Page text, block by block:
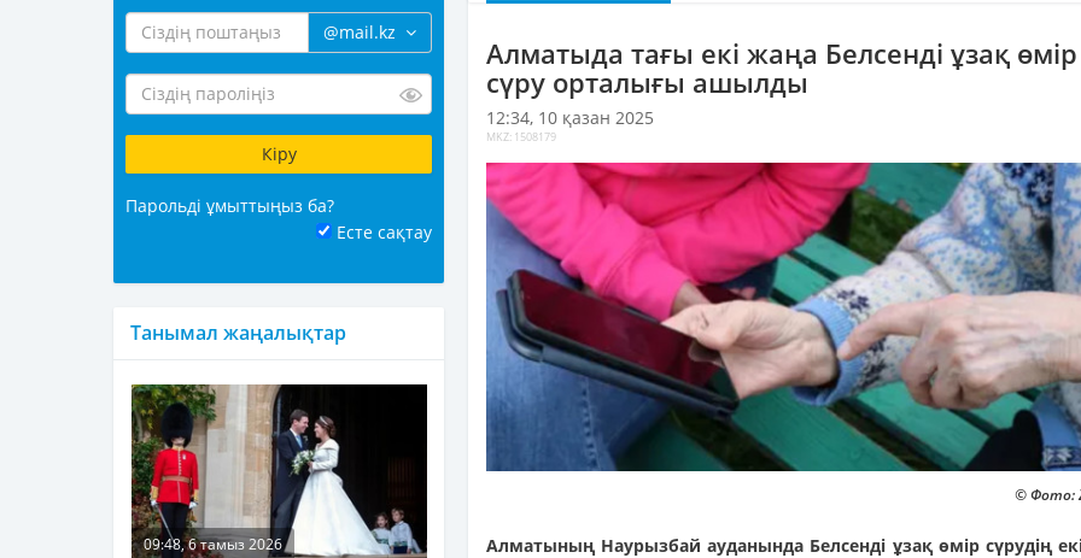
Алматыда тағы екі жаңа Белсенді ұзақ өмір
сүру орталығы ашылды
12:34, 10 қазан 2025
MKZ: 1508179
© Фото:
Алматының Наурызбай ауданында Белсенді ұзақ өмір сүрудің
@mail.kz
Парольді ұмыттыңыз ба?
Есте сақтау
Танымал жаңалықтар
09:48, 6 тамыз 2026